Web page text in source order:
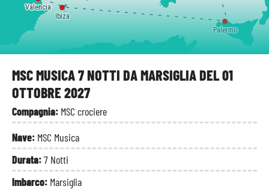
MSC MUSICA 7 NOTTI DA MARSIGLIA DEL 01
OTTOBRE 2027
Compagnia: MSC crociere
Nave: MSC Musica
Durata:7 Notti
Imbarco: Marsiglia
Palermo
Ibiza
Valencia